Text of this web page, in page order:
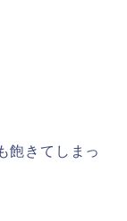
飽きてしまっ